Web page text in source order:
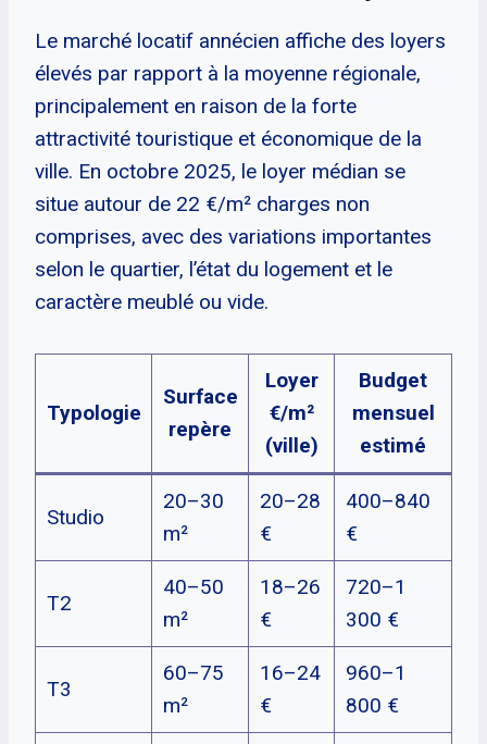
Le marché locatif annécien affiche des loyers
élevés par rapport à la moyenne régionale,
principalement en raison de la forte
attractivité touristique et économique de la
ville. En octobre 2025, le loyer médian se
situe autour de 22 €/m² charges non
comprises, avec des variations importantes
selon le quartier, l’état du logement et le
caractère meublé ou vide.
Typologie
Surface
repère
Loyer
€/m²
(ville)
Budget
mensuel
estimé
Studio
20–30
m²
20–28
€
400–840
€
T2
40–50
m²
18–26
€
720–1
300 €
T3
60–75
m²
16–24
€
960–1
800 €